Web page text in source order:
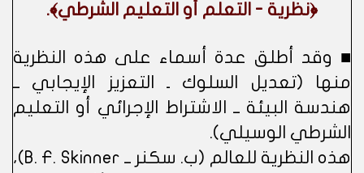
﴿نظرية - التعلم أو التعليم الشرطي﴾.
■ وقد أطلق عدة أسماء على هذه النظرية
منها (تعديل السلوك ـ التعزيز الإيجابي ــ
هندسة البيئة ــ الاشتراط الإجرائي أو التعليم
الشرطي الوسيلي).
هذه النظرية للعالم (ب. سكنر ــ B. F. Skinner)،